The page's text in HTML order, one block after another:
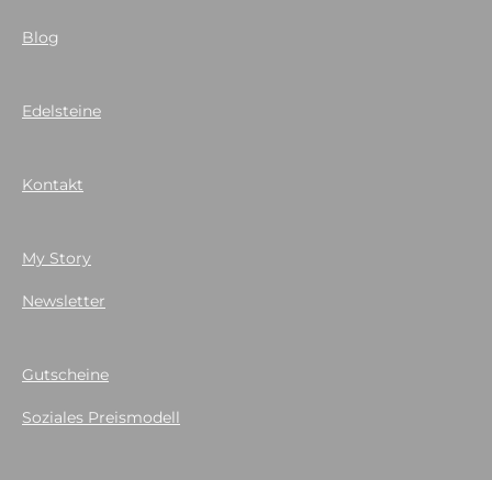
Blog
Edelsteine
Kontakt
My Story
Newsletter
Gutscheine
Soziales Preismodell